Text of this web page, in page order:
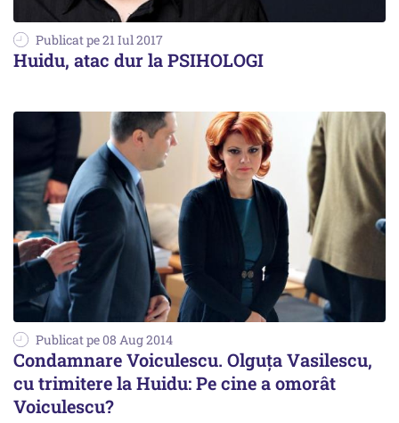
Publicat pe 21 Iul 2017
Huidu, atac dur la PSIHOLOGI
Publicat pe 08 Aug 2014
Condamnare Voiculescu. Olguța Vasilescu,
cu trimitere la Huidu: Pe cine a omorât
Voiculescu?